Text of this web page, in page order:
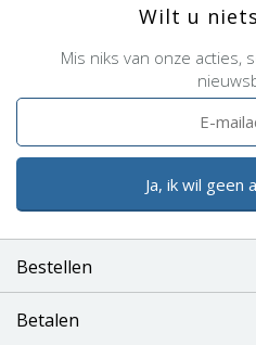
Wilt u
Mis niks van onze acties,
Ja, ik wil geen
Bestellen
Betalen